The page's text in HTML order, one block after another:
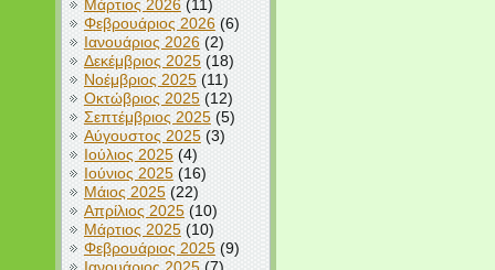
Μάρτιος 2026(11)
Φεβρουάριος 2026(6)
Ιανουάριος 2026(2)
Δεκέμβριος 2025(18)
Νοέμβριος 2025(11)
Οκτώβριος 2025(12)
Σεπτέμβριος 2025(5)
Αύγουστος 2025(3)
Ιούλιος 2025(4)
Ιούνιος 2025(16)
Μάιος 2025(22)
Απρίλιος 2025(10)
Μάρτιος 2025(10)
Φεβρουάριος 2025(9)